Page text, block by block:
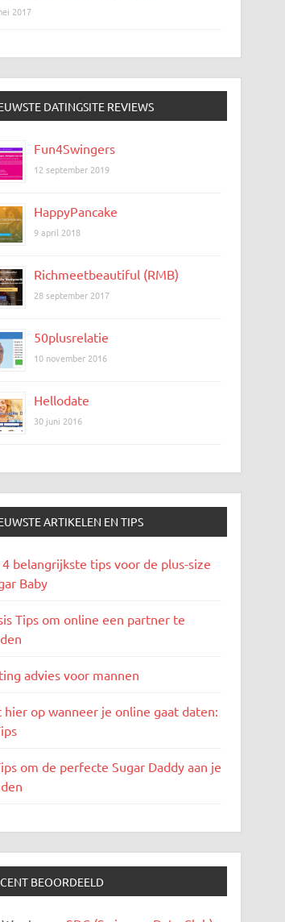
2017
DATINGSITE REVIEWS
Fun4Swingers
12 september 2019
HappyPancake
9 april 2018
Richmeetbeautiful (RMB)
28 september 2017
50plusrelatie
10 november 2016
Hellodate
30 juni 2016
ARTIKELEN EN TIPS
4 belangrijkste tips voor de plus-size
Baby
Tips om online een partner te
advies voor mannen
hier op wanneer je online gaat daten:
om de perfecte Sugar Daddy aan je
BEOORDEELD